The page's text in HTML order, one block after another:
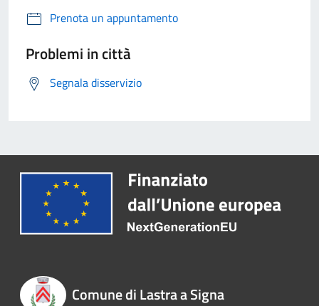
Prenota un appuntamento
Problemi in città
Segnala disservizio
Comune di Lastra a Signa